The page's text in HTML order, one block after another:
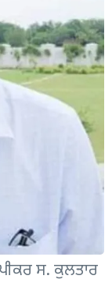
ਸ. ਕੁਲਤਾਰ